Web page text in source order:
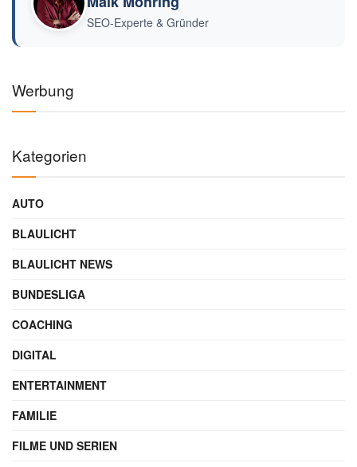
SEO-Experte & Gründer
Werbung
Kategorien
AUTO
BLAULICHT
BLAULICHT NEWS
BUNDESLIGA
COACHING
DIGITAL
ENTERTAINMENT
FAMILIE
FILME UND SERIEN